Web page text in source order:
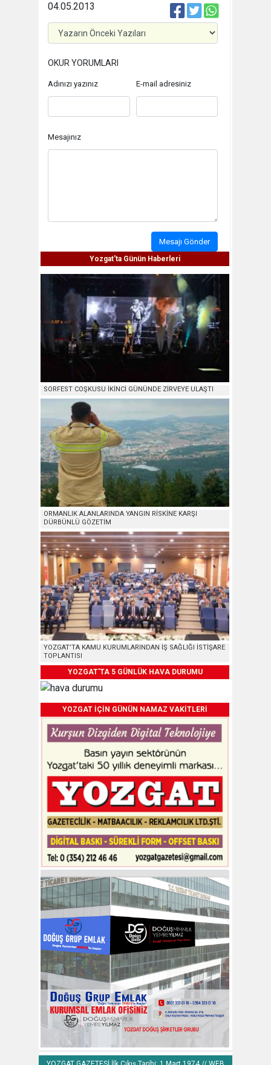
04.05.2013
OKUR YORUMLARI
Adınızı yazınız E-mail adresiniz
Mesajınız
Mesajı Gönder
Yozgat'ta Günün Haberleri
SORFEST COŞKUSU İKİNCİ GÜNÜNDE ZİRVEYE ULAŞTI
ORMANLIK ALANLARINDA YANGIN RİSKİNE KARŞI
DÜRBÜNLÜ GÖZETİM
YOZGAT’TA KAMU KURUMLARINDAN İŞ SAĞLIĞI İSTİŞARE
TOPLANTISI
YOZGAT'TA 5 GÜNLÜK HAVA DURUMU
YOZGAT İÇİN GÜNÜN NAMAZ VAKİTLERİ